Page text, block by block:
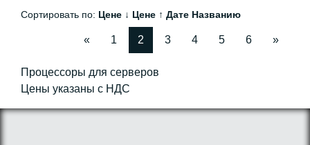
Сортировать по: Цене ↓ Цене ↑ Дате Названию
« 1 2 3 4 5 6 »
Процессоры для серверов
Цены указаны с НДС